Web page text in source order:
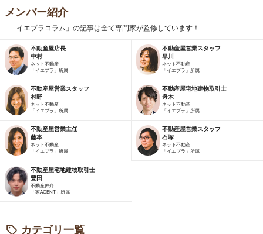
メンバー紹介
「イエプラコラム」の記事は全て専門家が監修しています！
不動産屋店長
中村
ネット不動産
「イエプラ」所属
不動産屋営業スタッフ
早川
ネット不動産
「イエプラ」所属
不動産屋営業スタッフ
村野
ネット不動産
「イエプラ」所属
不動産屋宅地建物取引士
舟木
ネット不動産
「イエプラ」所属
不動産屋営業主任
藤本
ネット不動産
「イエプラ」所属
不動産屋営業スタッフ
石塚
ネット不動産
「イエプラ」所属
不動産屋宅地建物取引士
豊田
不動産仲介
「家AGENT」所属
カテゴリ一覧